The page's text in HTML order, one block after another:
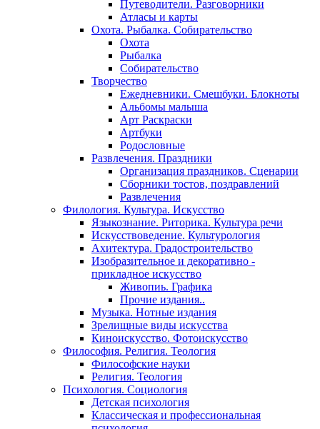
Путеводители. Разговорники
Атласы и карты
Охота. Рыбалка. Собирательство
Охота
Рыбалка
Собирательство
Творчество
Ежедневники. Смешбуки. Блокноты
Альбомы малыша
Арт Раскраски
Артбуки
Родословные
Развлечения. Праздники
Организация праздников. Сценарии
Сборники тостов, поздравлений
Развлечения
Филология. Культура. Искусство
Языкознание. Риторика. Культура речи
Искусствоведение. Культурология
Ахитектура. Градостроительство
Изобразительное и декоративно -
прикладное искусство
Живопиь. Графика
Прочие издания..
Музыка. Нотные издания
Зрелищные виды искусства
Киноискусство. Фотоискусство
Философия. Религия. Теология
Философские науки
Религия. Теология
Психология. Социология
Детская психология
Классическая и профессиональная